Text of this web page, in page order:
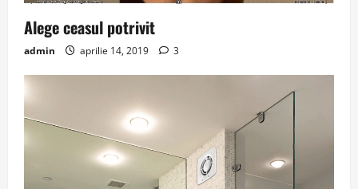
Alege ceasul potrivit
admin aprilie 14, 2019 3